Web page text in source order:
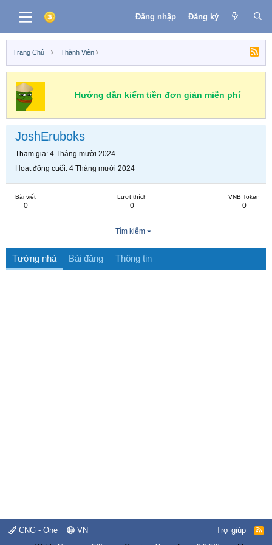
Đăng nhập Đăng ký
Trang Chủ Thành Viên
Hướng dẫn kiếm tiền đơn giản miễn phí
JoshEruboks
Tham gia 4 Tháng mười 2024
Hoạt động cuối 4 Tháng mười 2024
Bài viết
0
Lượt thích
0
VNB Token
0
Tìm kiếm
Tường nhà Bài đăng Thông tin
CNG - One VN Trợ giúp
R